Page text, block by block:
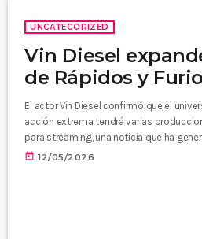
UNCATEGORIZED
Vin Diesel
de Rápidos y
El actor Vin Diesel confirmó que el
acción extrema tendrá varias
para streaming, una noticia que ha
millones de seguidores de la saga
today 12/05/2026